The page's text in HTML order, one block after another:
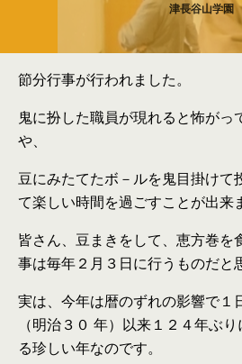
津長谷山学園
節分行事が行われました。
鬼に扮した職員が現れると怖がっ
や、
豆にみたてたボ－ルを鬼目掛けて
て楽しい時間を過ごすことが出来
皆さん、豆まきをして、恵方巻を
事は毎年２月３日に行うものだと
実は、今年は暦のずれの影響で１
（明治３０ 年）以来１２４年ぶ
る珍しい年なのです。